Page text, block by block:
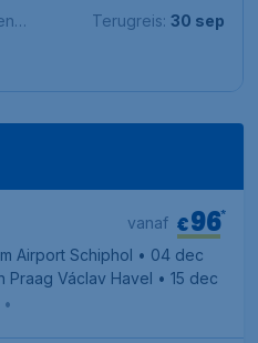
Terugreis: 30 sep
€96*
vanaf
Airport Schiphol • 04 dec
Praag Václav Havel • 15 dec
•